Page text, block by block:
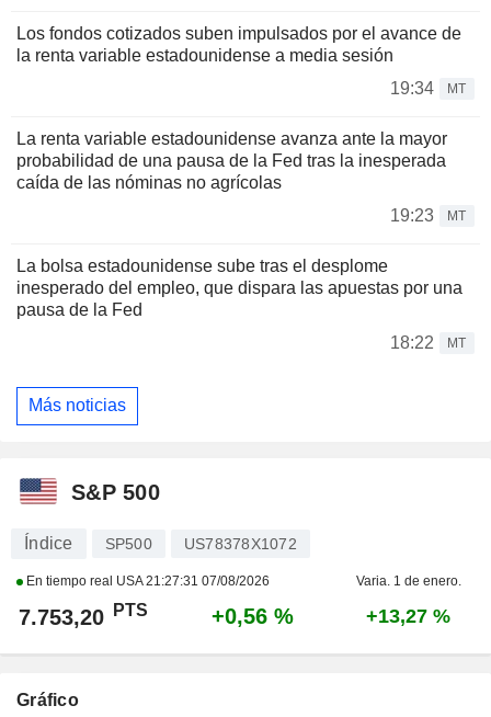
Los fondos cotizados suben impulsados por el avance de
la renta variable estadounidense a media sesión
19:34
MT
La renta variable estadounidense avanza ante la mayor
probabilidad de una pausa de la Fed tras la inesperada
caída de las nóminas no agrícolas
19:23
MT
La bolsa estadounidense sube tras el desplome
inesperado del empleo, que dispara las apuestas por una
pausa de la Fed
18:22
MT
Más noticias
S&P 500
Índice SP500 US78378X1072
En tiempo real USA21:27:31 07/08/2026 Varia. 1 de enero.
7.753,20 PTS +0,56 % +13,27 %
Gráfico